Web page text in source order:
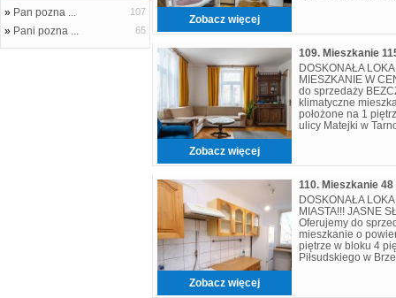
» Pan pozna ... 107
» Pani pozna ... 65
Zobacz więcej
Zobacz więcej
DOSKONAŁA
MIESZKANIE W
do sprzedaży
klimatyczne
położone na 1
ulicy Matejki w
Zobacz więcej
110. Mieszkanie
DOSKONAŁA
MIASTA!!! JASNE
Oferujemy do
mieszkanie o
piętrze w bloku 4
Piłsudskiego w